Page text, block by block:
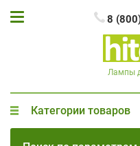
8
Лампы
Категории товаров